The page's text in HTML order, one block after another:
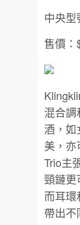
中央
售價
混合
酒，如
美，
Trio主
頸鏈更
而耳環
帶出不